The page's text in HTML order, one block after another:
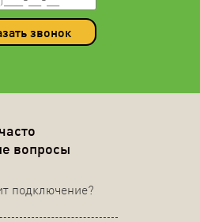
звонок
вопросы
подключение?